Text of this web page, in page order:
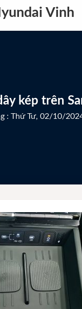
Vinh
kép trên
: Thứ Tư, 02/10/